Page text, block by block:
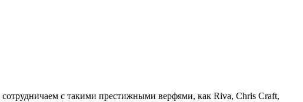
с такими престижными верфями, как Riva, Chris Craft,